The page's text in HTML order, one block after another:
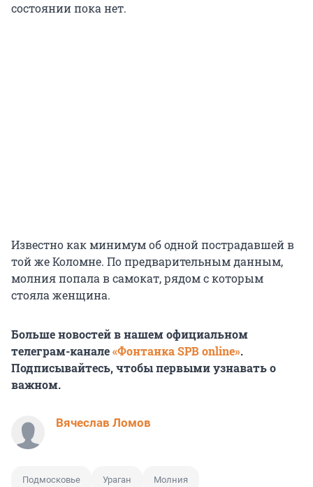
состоянии пока нет.
Известно как минимум об одной пострадавшей в
той же Коломне. По предварительным данным,
молния попала в самокат, рядом с которым
стояла женщина.
Больше новостей в нашем официальном
телеграм-канале«Фонтанка SPB online».
Подписывайтесь, чтобы первыми узнавать о
важном.
Вячеслав Ломов
Подмосковье Ураган Молния